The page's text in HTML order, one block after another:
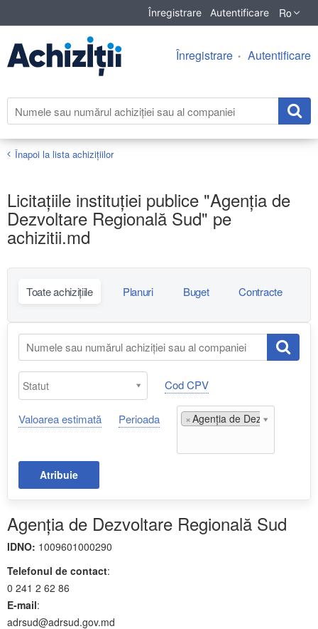
Înregistrare Autentificare Ro
Înregistrare Autentificare
Înapoi la lista achiziţiilor
Licitațiile instituției publice "Agenția de
Dezvoltare Regională Sud" pe
achizitii.md
Toate achizițiile Planuri Buget Contracte
Cod CPV
Valoarea estimată Perioada ×Agenția de Dezvoltare
Atribuie
Agenția de Dezvoltare Regională Sud
IDNO: 1009601000290
Telefonul de contact:
0 241 2 62 86
E-mail:
adrsud@adrsud.gov.md